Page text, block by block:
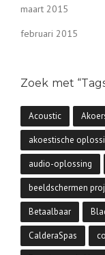
maart 2015
februari 2015
Zoek met
Acoustic
akoestische
audio-oplossing
beeldschermen
Betaalbaar
CalderaSpas